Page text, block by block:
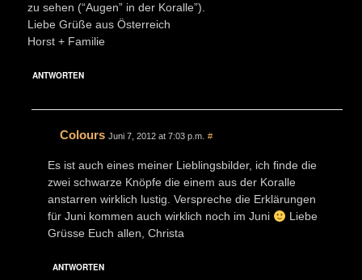
zu sehen (“Augen” in der Koralle”).
Liebe Grüße aus Österreich
Horst + Familie
ANTWORTEN
Colours Juni 7, 2012 at 7:03 p.m. #
Es ist auch eines meiner Lieblingsbilder, ich finde die
zwei schwarze Knöpfe die einem aus der Koralle
anstarren wirklich lustig. Verspreche die Erklärungen
für Juni kommen auch wirklich noch im Juni
Liebe
Grüsse Euch allen, Christa
ANTWORTEN